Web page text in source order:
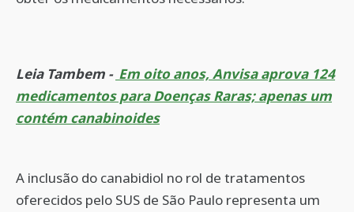
Leia Tambem - Em oito anos, Anvisa aprova 124
medicamentos para Doenças Raras; apenas um
contém canabinoides
A inclusão do canabidiol no rol de tratamentos
oferecidos pelo SUS de São Paulo representa um